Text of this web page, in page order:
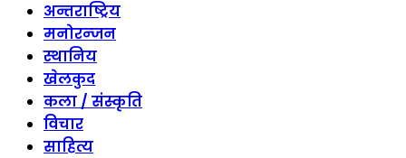
अन्तराष्ट्रिय
मनोरन्जन
स्थानिय
खेलकुद
कला / संस्कृति
विचार
साहित्य